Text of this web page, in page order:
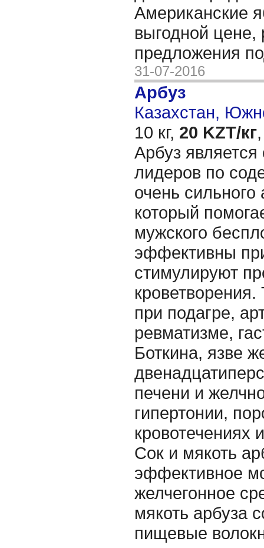
Американские
выгодной цене,
предложения
31-07-2016
Арбуз
Казахстан,
10 кг, 20 KZT/кг,
Арбуз
лидеров по
очень сильного
который
мужского
эффективны
стимулируют
при подагре,
ревматизме,
Боткина, язве
печени и
гипертонии,
кровотечениях
Сок и мякоть
эффективное
желчегонное
мякоть арбуза
пищевые